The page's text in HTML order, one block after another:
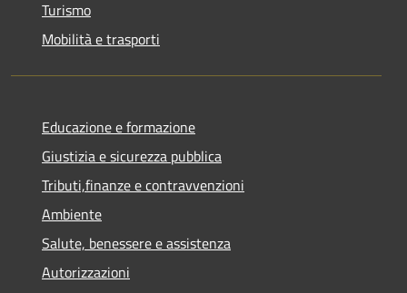
Turismo
Mobilità e trasporti
Educazione e formazione
Giustizia e sicurezza pubblica
Tributi,finanze e contravvenzioni
Ambiente
Salute, benessere e assistenza
Autorizzazioni